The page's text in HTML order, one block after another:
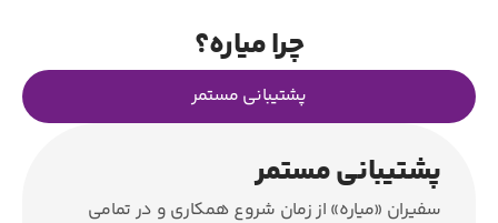
چرا میاره؟
پشتیبانی مستمر
پشتیبانی مستمر
سفیران «میاره» از زمان شروع همکاری و در تمامی